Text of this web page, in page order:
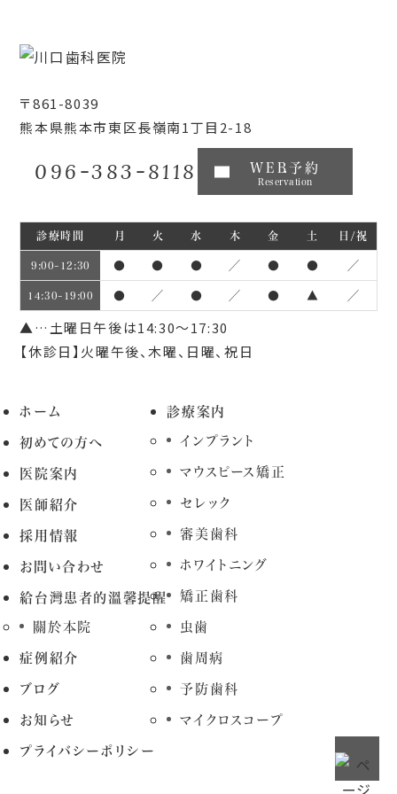
〒861-8039
熊本県熊本市東区長嶺南1丁目2-18
096-383-8118 WEB予約
Reservation
診療時間 月 火 水 木 金 土 日/祝
9:00~12:30 ● ● ● ／ ● ● ／
14:30~19:00 ● ／ ● ／ ● ▲ ／
▲…土曜日午後は14:30～17:30
【休診日】火曜午後、木曜、日曜、祝日
ホーム
初めての方へ
医院案内
医師紹介
採用情報
お問い合わせ
給台灣患者的溫馨提醒
關於本院
症例紹介
ブログ
お知らせ
プライバシーポリシー
診療案内
インプラント
マウスピース矯正
セレック
審美歯科
ホワイトニング
矯正歯科
虫歯
歯周病
予防歯科
マイクロスコープ